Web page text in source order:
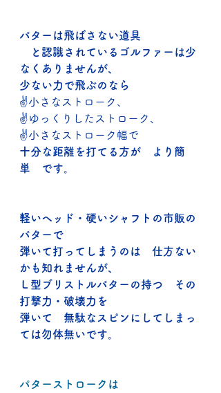
パターは飛ばさない道具
と認識されているゴルファーは少
なくありませんが、
少ない力で飛ぶのなら
✌小さなストローク、
✌ゆっくりしたストローク、
✌小さなストローク幅で
十分な距離を打てる方が　より簡
単　です。
軽いヘッド・硬いシャフトの市販の
パターで
弾いて打ってしまうのは　仕方ない
かも知れませんが、
Ｌ型ブリストルパターの持つ　その
打撃力・破壊力を
弾いて　無駄なスピンにしてしまっ
ては勿体無いです。
パターストロークは